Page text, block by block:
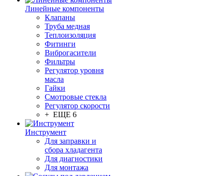
Линейные компоненты
Клапаны
Труба медная
Теплоизоляция
Фитинги
Виброгасители
Фильтры
Регулятор уровня
масла
Гайки
Смотровые стекла
Регулятор скорости
+ ЕЩЕ 6
Инструмент
Для заправки и
сбора хладагента
Для диагностики
Для монтажа